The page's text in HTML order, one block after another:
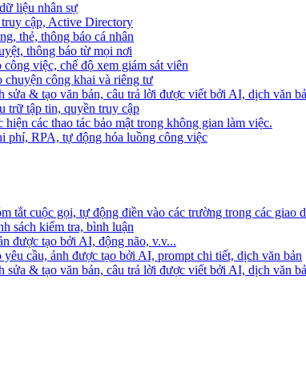
liệu nhân sự
cập, Active Directory
thẻ, thông báo cá nhân
thông báo từ mọi nơi
việc, chế độ xem giám sát viên
chuyện công khai và riêng tư
& tạo văn bản, câu trả lời được viết bởi AI, dịch văn
trữ tập tin, quyền truy cập
các thao tác bảo mật trong không gian làm việc.
phí, RPA, tự động hóa luồng công việc
tắt cuộc gọi, tự động điền vào các trường trong các giao
sách kiểm tra, bình luận
được tạo bởi AI, động não, v.v...
cầu, ảnh được tạo bởi AI, prompt chi tiết, dịch văn bản
& tạo văn bản, câu trả lời được viết bởi AI, dịch văn